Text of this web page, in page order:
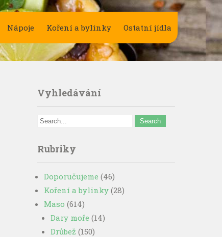
Nápoje Koření a bylinky Ostatní jídla
Vyhledávání
Rubriky
Doporučujeme (46)
Koření a bylinky (28)
Maso (614)
Dary moře (14)
Drůbež (150)